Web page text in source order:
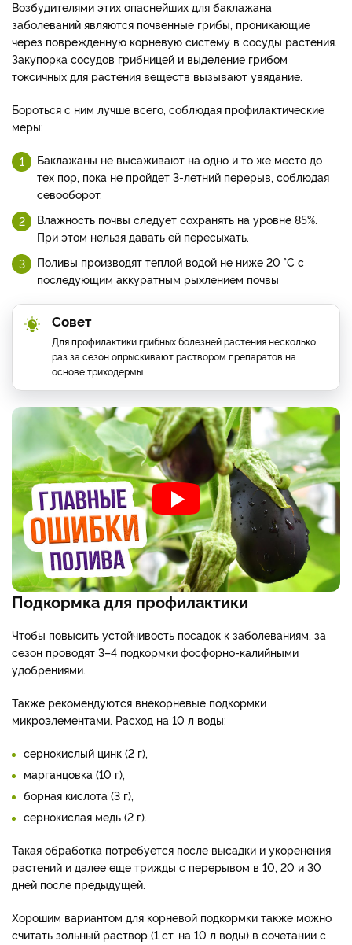
Возбудителями этих опаснейших для баклажана
заболеваний являются почвенные грибы, проникающие
через поврежденную корневую систему в сосуды растения.
Закупорка сосудов грибницей и выделение грибом
токсичных для растения веществ вызывают увядание.
Бороться с ним лучше всего, соблюдая профилактические
меры:
Баклажаны не высаживают на одно и то же место до
тех пор, пока не пройдет 3-летний перерыв, соблюдая
севооборот.
Влажность почвы следует сохранять на уровне 85%.
При этом нельзя давать ей пересыхать.
Поливы производят теплой водой не ниже 20 °С с
последующим аккуратным рыхлением почвы
Совет
Для профилактики грибных болезней растения несколько
раз за сезон опрыскивают раствором препаратов на
основе триходермы.
Подкормка для профилактики
Чтобы повысить устойчивость посадок к заболеваниям, за
сезон проводят 3–4 подкормки фосфорно-калийными
удобрениями.
Также рекомендуются внекорневые подкормки
микроэлементами. Расход на 10 л воды:
сернокислый цинк (2 г),
марганцовка (10 г),
борная кислота (3 г),
сернокислая медь (2 г).
Такая обработка потребуется после высадки и укоренения
растений и далее еще трижды с перерывом в 10, 20 и 30
дней после предыдущей.
Хорошим вариантом для корневой подкормки также можно
считать зольный раствор (1 ст. на 10 л воды) в сочетании с